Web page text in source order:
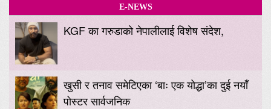
E-NEWS
KGF का गरुडाको नेपालीलाई विशेष संदेश,
खुसी र तनाव समेटिएका ‘बाः एक योद्धा’का दुई नयाँ
पोस्टर सार्वजनिक